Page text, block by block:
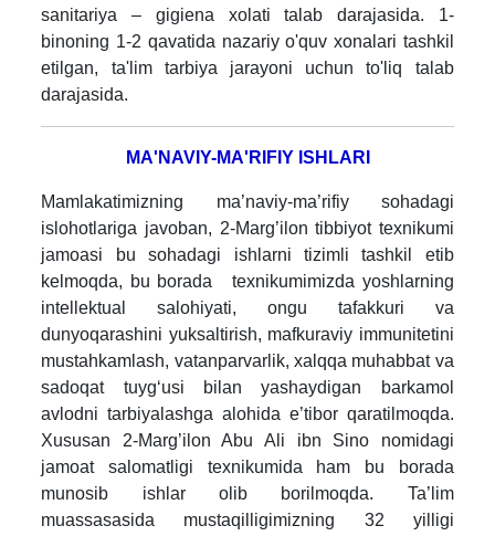
sanitariya – gigiena xolati talab darajasida. 1-
binoning 1-2 qavatida nazariy o'quv xonalari tashkil
etilgan, ta'lim tarbiya jarayoni uchun to'liq talab
darajasida.
MA' NAVI Y-MA'R IFIY ISHLARI
Mamlakatimizning ma’naviy-ma’rifiy sohadagi
islohotlariga javoban, 2-Marg’ilon tibbiyot texnikumi
jamoasi bu sohadagi ishlarni tizimli tashkil etib
kelmoqda, bu borada texnikumimizda yoshlarning
intellektual salohiyati, ongu tafakkuri va
dunyoqarashini yuksaltirish, mafkuraviy immunitetini
mustahkamlash, vatanparvarlik, xalqqa muhabbat va
sadoqat tuyg‘usi bilan yashaydigan barkamol
avlodni tarbiyalashga alohida e’tibor qaratilmoqda.
Xususan 2-Marg’ilon Abu Ali ibn Sino nomidagi
jamoat salomatligi texnikumida ham bu borada
munosib ishlar olib borilmoqda. Ta’lim
muassasasida mustaqilligimizning 32 yilligi